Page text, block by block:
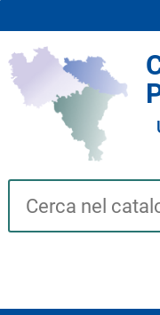
Cerca su "Catalogo"